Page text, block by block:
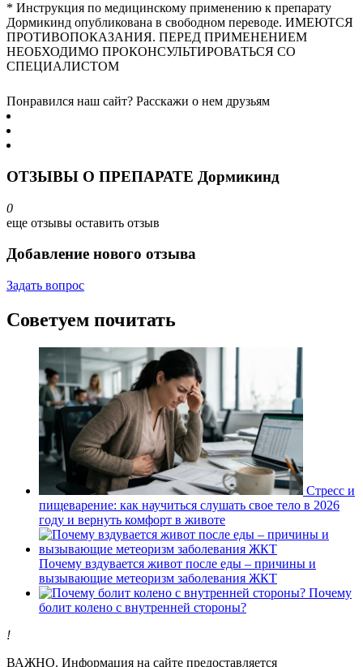
* Инструкция по медицинскому применению к препарату
Дормикинд опубликована в свободном переводе. ИМЕЮТСЯ
ПРОТИВОПОКАЗАНИЯ. ПЕРЕД ПРИМЕНЕНИЕМ
НЕОБХОДИМО ПРОКОНСУЛЬТИРОВАТЬСЯ СО
СПЕЦИАЛИСТОМ
Понравился наш сайт? Расскажи о нем друзьям
ОТЗЫВЫ О ПРЕПАРАТЕ Дормикинд
0
еще отзывы оставить отзыв
Добавление нового отзыва
Задать вопрос
Советуем почитать
Стресс и
пищеварение: как научиться слушать свое тело в 2026
году и вернуть комфорт в животе
Почему вздувается живот после еды – причины и
вызывающие метеоризм заболевания ЖКТ
Почему
болит колено с внутренней стороны?
!
ВАЖНО. Информация на сайте предоставляется